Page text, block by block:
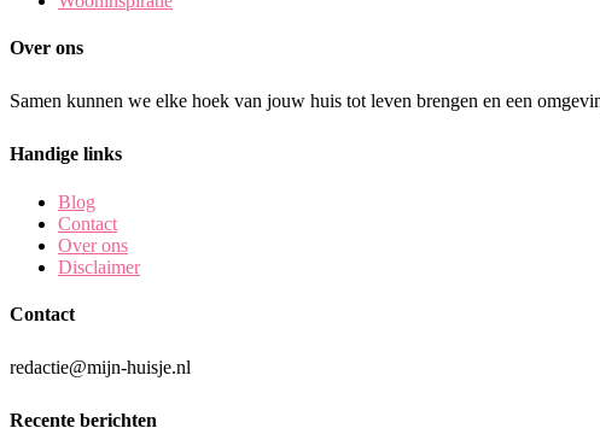
Over ons
Samen kunnen we elke hoek van jouw huis tot leven brengen en een
Handige links
Blog
Contact
Over ons
Disclaimer
Contact
redactie@mijn-huisje.nl
Recente berichten